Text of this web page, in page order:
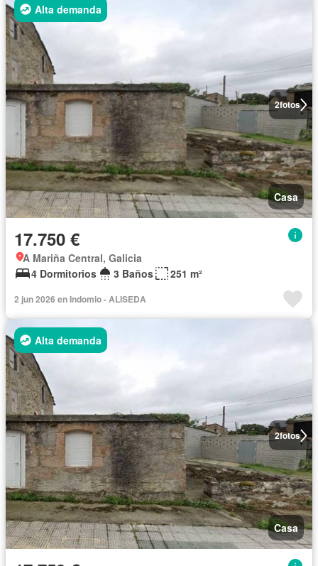
2fotos
Alta demanda
Casa
17.750 €
A Mariña Central, Galicia
4 Dormitorios
3 Baños 251 m²
2 jun 2026 en Indomio - ALISEDA
2fotos
Alta demanda
Casa